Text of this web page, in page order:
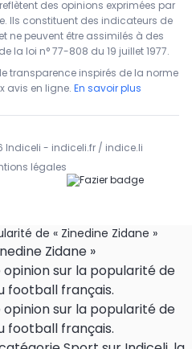
des opinions exprimées par
Ils constituent des indicateurs de
ne peuvent être assimilés à des
la loi n° 77-808 du 19 juillet 1977.
transparence inspirés de la norme
avis en ligne. En savoir plus
Indiceli - indiceli.fr / indice.li
légales
de « Zinedine Zidane »
Zidane »
sur la popularité de
football français.
sur la popularité de
football français.